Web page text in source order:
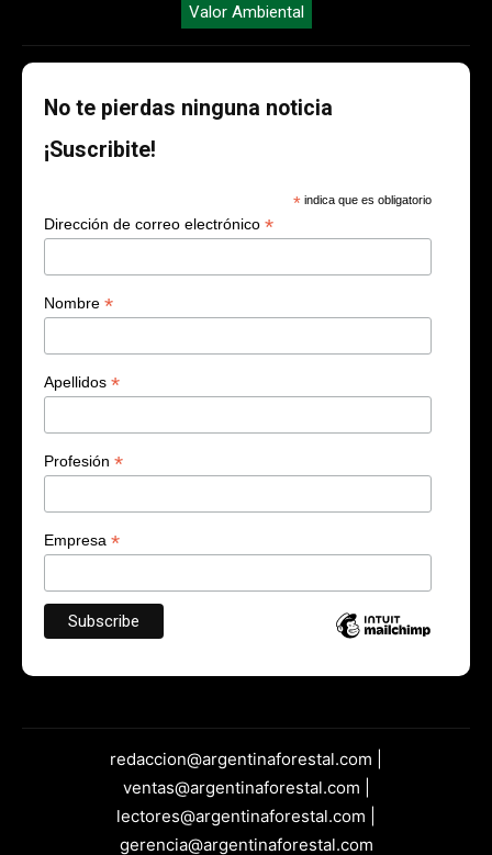
Valor Ambiental
No te pierdas ninguna noticia
¡Suscribite!
* indica que es obligatorio
Dirección de correo electrónico *
Nombre *
Apellidos *
Profesión *
Empresa *
redaccion@argentinaforestal.com |
ventas@argentinaforestal.com |
lectores@argentinaforestal.com |
gerencia@argentinaforestal.com